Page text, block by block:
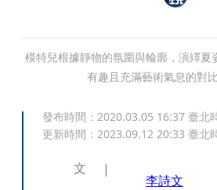
模特兒根據靜物的氛圍與輪廓，演繹
有趣且充滿藝術氣息的對
發布時間： 2020.03.05 16:37 臺北
更新時間： 2023.09.12 20:33 臺北
文
李詩文